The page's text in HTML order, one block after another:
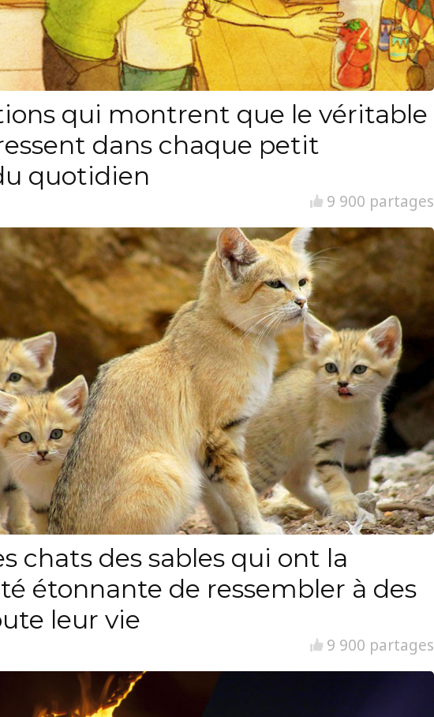
qui montrent que le véritable
dans chaque petit
quotidien
9 900 partages
chats des sables qui ont la
étonnante de ressembler à des
leur vie
9 900 partages